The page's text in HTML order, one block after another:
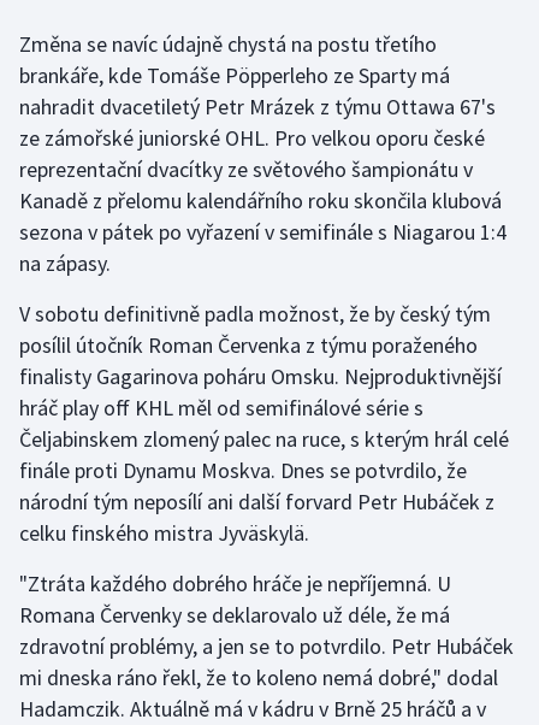
Futsal
Golf
Gymnastika
Házená
Judo
Krasobruslení
Lezení
Lyže a snowboard
Moderní pětiboj
Motorsport
Olympijské hry
Změna se navíc údajně chystá na postu třetího
brankáře, kde Tomáše Pöpperleho ze Sparty má
nahradit dvacetiletý Petr Mrázek z týmu Ottawa 67's
ze zámořské juniorské OHL. Pro velkou oporu české
reprezentační dvacítky ze světového šampionátu v
Kanadě z přelomu kalendářního roku skončila klubová
sezona v pátek po vyřazení v semifinále s Niagarou 1:4
na zápasy.
V sobotu definitivně padla možnost, že by český tým
posílil útočník Roman Červenka z týmu poraženého
finalisty Gagarinova poháru Omsku. Nejproduktivnější
hráč play off KHL měl od semifinálové série s
Čeljabinskem zlomený palec na ruce, s kterým hrál celé
finále proti Dynamu Moskva. Dnes se potvrdilo, že
národní tým neposílí ani další forvard Petr Hubáček z
celku finského mistra Jyväskylä.
"Ztráta každého dobrého hráče je nepříjemná. U
Romana Červenky se deklarovalo už déle, že má
zdravotní problémy, a jen se to potvrdilo. Petr Hubáček
mi dneska ráno řekl, že to koleno nemá dobré," dodal
Hadamczik. Aktuálně má v kádru v Brně 25 hráčů a v